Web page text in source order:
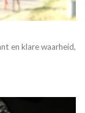
en klare waarheid,